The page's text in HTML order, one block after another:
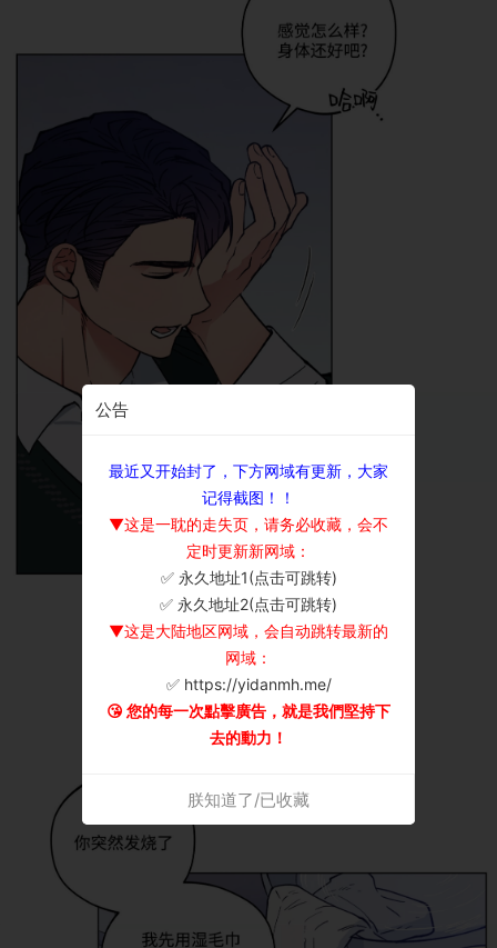
公告
最近又开始封了，下方网域有更新，大家
记得截图！！
▼这是一耽的走失页，请务必收藏，会不
定时更新新网域：
✅ 永久地址1(点击可跳转)
✅ 永久地址2(点击可跳转)
▼这是大陆地区网域，会自动跳转最新的
网域：
✅ https://yidanmh.me/
😘 您的每一次點擊廣告，就是我們堅持下
去的動力！
朕知道了/已收藏